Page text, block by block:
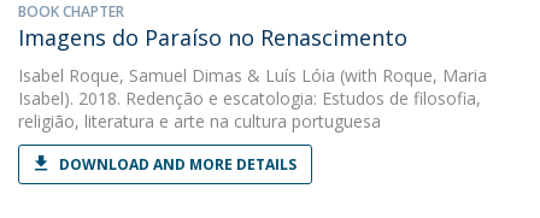
BOOK CHAPTER
Imagens do Paraíso no Renascimento
Isabel Roque, Samuel Dimas & Luís Lóia (with Roque, Maria
Isabel). 2018. Redenção e escatologia: Estudos de filosofia,
religião, literatura e arte na cultura portuguesa
DOWNLOAD AND MORE DETAILS